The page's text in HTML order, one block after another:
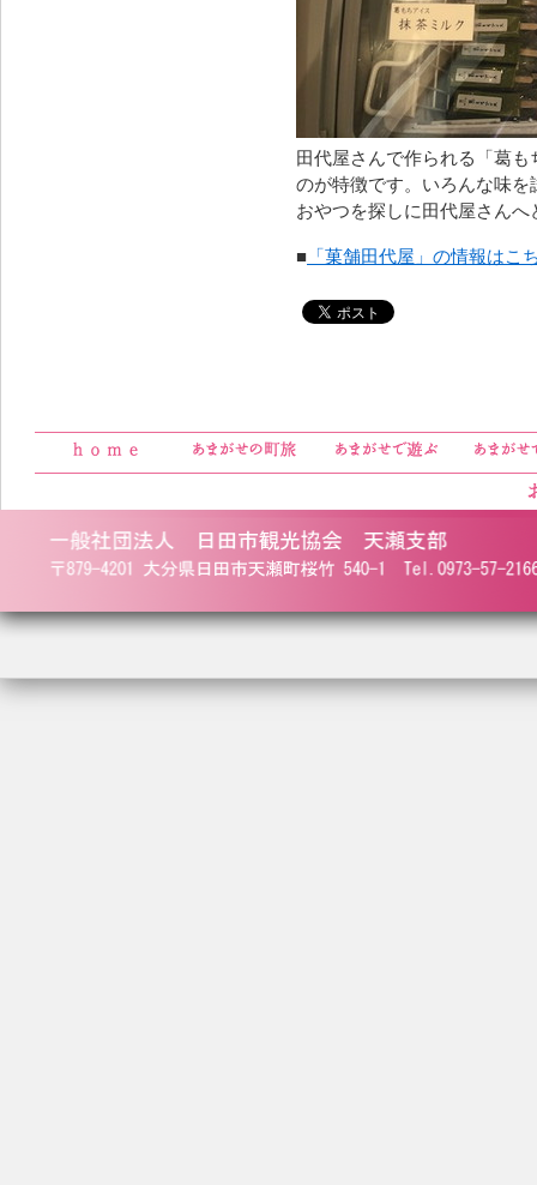
田代屋さんで作られる「葛
のが特徴です。いろんな味
おやつを探しに田代屋さんへ
■ 「菓舗田代屋」の情報はこ